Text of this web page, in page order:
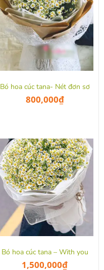
Bó hoa cúc tana- Nét đơn sơ
800,000₫
Bó hoa cúc tana – With you
1,500,000₫